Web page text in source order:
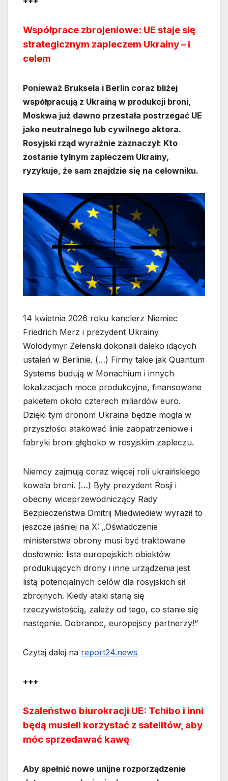
Współprace zbrojeniowe: UE staje się
strategicznym zapleczem Ukrainy – i
celem
Ponieważ Bruksela i Berlin coraz bliżej
współpracują z Ukrainą w produkcji broni,
Moskwa już dawno przestała postrzegać UE
jako neutralnego lub cywilnego aktora.
Rosyjski rząd wyraźnie zaznaczył: Kto
zostanie tylnym zapleczem Ukrainy,
ryzykuje, że sam znajdzie się na celowniku.
14 kwietnia 2026 roku kanclerz Niemiec
Friedrich Merz i prezydent Ukrainy
Wołodymyr Zełenski dokonali daleko idących
ustaleń w Berlinie. (…) Firmy takie jak Quantum
Systems budują w Monachium i innych
lokalizacjach moce produkcyjne, finansowane
pakietem około czterech miliardów euro.
Dzięki tym dronom Ukraina będzie mogła w
przyszłości atakować linie zaopatrzeniowe i
fabryki broni głęboko w rosyjskim zapleczu.
Niemcy zajmują coraz więcej roli ukraińskiego
kowala broni. (…) Były prezydent Rosji i
obecny wiceprzewodniczący Rady
Bezpieczeństwa Dmitrij Miedwiediew wyraził to
jeszcze jaśniej na X: „Oświadczenie
ministerstwa obrony musi być traktowane
dosłownie: lista europejskich obiektów
produkujących drony i inne urządzenia jest
listą potencjalnych celów dla rosyjskich sił
zbrojnych. Kiedy ataki staną się
rzeczywistością, zależy od tego, co stanie się
następnie. Dobranoc, europejscy partnerzy!“
Czytaj dalej na report24.news
+++
Szaleństwo biurokracji UE: Tchibo i inni
będą musieli korzystać z satelitów, aby
móc sprzedawać kawę
Aby spełnić nowe unijne rozporządzenie